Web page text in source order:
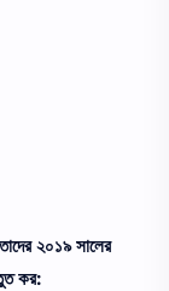
২০১৯ সালের
কর: